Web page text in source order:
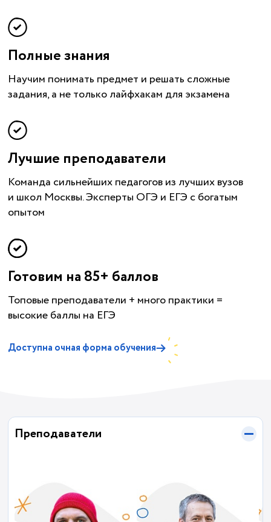
Полные знания
Научим понимать предмет и решать сложные
задания, а не только лайфхакам для экзамена
Лучшие преподаватели
Команда сильнейших педагогов из лучших вузов
и школ Москвы. Эксперты ОГЭ и ЕГЭ с богатым
опытом
Готовим на 85+ баллов
Топовые преподаватели + много практики =
высокие баллы на ЕГЭ
Доступна очная форма обучения
Преподаватели